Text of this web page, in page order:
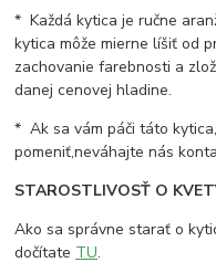
* Každá kytica je ručne
kytica môže mierne líšiť od
zachovanie farebnosti a
danej cenovej hladine.
* Ak sa vám páči táto
pomeniť,neváhajte nás
STAROSTLIVOSŤ O
Ako sa správne starať o
dočítate TU.